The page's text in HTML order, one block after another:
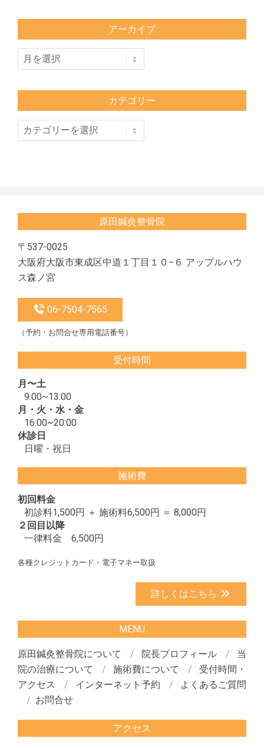
アーカイブ
ア
ー
イ
カテゴリー
テ
原田鍼灸整骨院
〒537-0025
大阪府大阪市東成区中道１丁目１０−６ アップルハウ
ス森ノ宮
06-7504-7565
（予約・お問合せ専用電話番号）
受付時間
月〜土
9:00~13:00
月・火・水・金
16:00~20:00
休診日
日曜・祝日
施術費
初回料金
初診料1,500円 ＋ 施術料6,500円 ＝ 8,000円
２回目以降
一律料金 6,500円
各種クレジットカード・電子マネー取扱
詳しくはこちら
MENU
原田鍼灸整骨院について 院長プロフィール
当
院の治療について
施術費について
受付時間・
アクセス
インターネット予約
よくあるご質問
お問合せ
アクセス